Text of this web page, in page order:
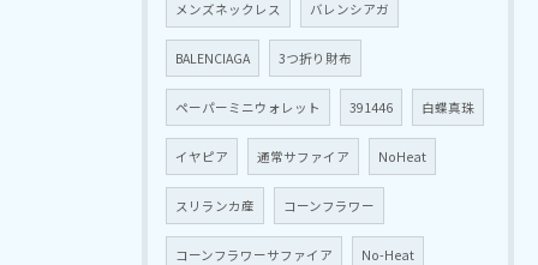
メンズネックレス バレンシアガ
BALENCIAGA 3つ折り財布
ペーパーミニウォレット 391446 白蝶真珠
イヤピア 通常サファイア NoHeat
スリランカ産 コーンフラワー
コーンフラワーサファイア No-Heat